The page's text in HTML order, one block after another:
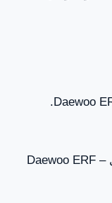
بالإضافة إلى ذلك، تقدم صيانة موديل Daewoo ERF –